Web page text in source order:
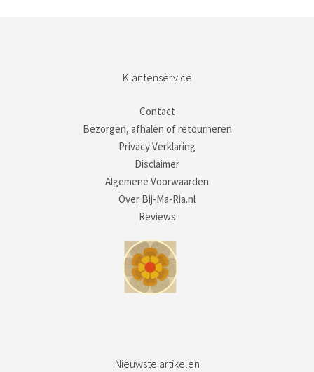
Klantenservice
Contact
Bezorgen, afhalen of retourneren
Privacy Verklaring
Disclaimer
Algemene Voorwaarden
Over Bij-Ma-Ria.nl
Reviews
Nieuwste artikelen